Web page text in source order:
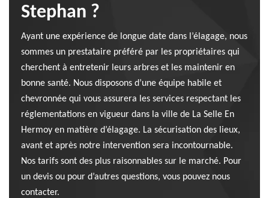
Stephan ?
Ayant une expérience de longue date dans l’élagage, nous
sommes un prestataire préféré par les propriétaires qui
cherchent à entretenir leurs arbres et les maintenir en
bonne santé. Nous disposons d’une équipe habile et
chevronnée qui vous assurera les services respectant les
réglementations en vigueur dans la ville de La Selle En
Hermoy en matière d’élagage. La sécurisation des lieux,
avant et après notre intervention sera incontournable.
Nos tarifs sont des plus raisonnables sur le marché. Pour
un devis ou pour d’autres questions, vous pouvez nous
contacter.